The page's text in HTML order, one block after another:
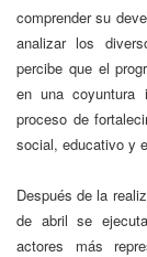
comprender su
analizar los
percibe que el
en una coyuntura
proceso de
social, educativo y
Después de la
de abril se
actores más